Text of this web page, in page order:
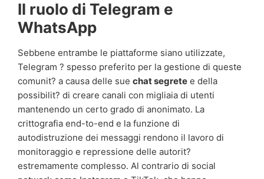
Il ruolo di Telegram e
WhatsApp
Sebbene entrambe le piattaforme siano utilizzate,
Telegram ? spesso preferito per la gestione di queste
comunit? a causa delle sue chat segrete e della
possibilit? di creare canali con migliaia di utenti
mantenendo un certo grado di anonimato. La
crittografia end-to-end e la funzione di
autodistruzione dei messaggi rendono il lavoro di
monitoraggio e repressione delle autorit?
estremamente complesso. Al contrario di social